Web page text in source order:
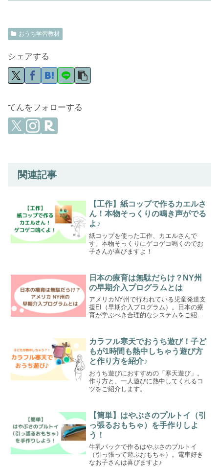
おうち学習教材
シェアする
てんをフォローする
関連記事
【工作】紙コップで作るカエルさ
ん！本物そっくりの鳴き声がでる
よ♪
紙コップを使った工作、カエルさんで
す。本物そっくりにゲコゲコ鳴くのでお
子さんが喜びますよ！
日本の療育は無駄だらけ？NY州
の早期介入プログラムとは
アメリカNY州で行われている児童発達支
援EI（早期介入プログラム）。日本の療
育が学ぶべき合理的なシステムをご紹介
カラフル寒天でおうち遊び！子ど
もが1時間も熱中しちゃう遊び方
と作り方を紹介♪
おうち遊びにおすすめの「寒天遊び」。
作り方と、一人遊びに熱中してくれるコ
ツをご紹介します。
【簡単】はやぶさのプルトイ（引
っ張るおもちゃ）を手作りしよ
う！
牛乳パックで作るはやぶさのプルトイ
（引っ張って遊ぶおもちゃ）。電車好き
なお子さんは喜びますよ♪